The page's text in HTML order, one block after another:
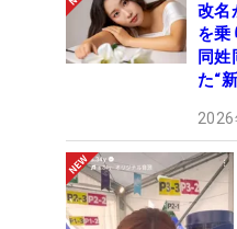
改名
を乗
同
た“